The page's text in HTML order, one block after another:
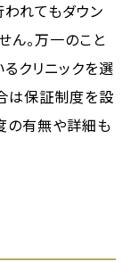
われてもダウン
ん。万一のこと
クリニックを選
は保証制度を設
の有無や詳細も